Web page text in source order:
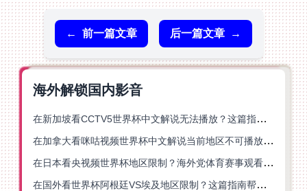
← 前一篇文章 后一篇文章 →
海外解锁国内影音
在新加坡看CCTV5世界杯中文解说无法播放？这篇指南帮你解锁海外体育直播自由
在加拿大看咪咕视频世界杯中文解说当前地区不可播放？这篇指南帮你一键解决
在日本看央视频世界杯地区限制？海外党体育赛事观看终极指南
在国外看世界杯阿根廷VS埃及地区限制？这篇指南帮你搞定中文直播+解说